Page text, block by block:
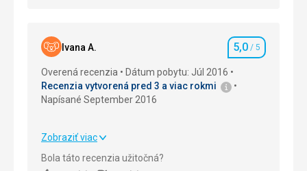
Okolie 5,0/ 5
Služby
Cena
Pláž
Všetko bolo v poriadku, oproti minulému roku sa
Ivana A. Hodnotenie
5,0 / 5
Overená recenzia
Dátum pobytu: Júl 2016
Recenzia vytvorená pred 3 a viac rokmi
Napísané September 2016
Strava
Zobraziť viac
Bola táto recenzia užitočná?